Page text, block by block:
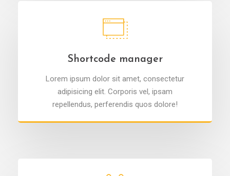
Shortcode manager
Lorem ipsum dolor sit amet, consectetur
adipisicing elit. Corporis vel, ipsam
repellendus, perferendis quos dolore!